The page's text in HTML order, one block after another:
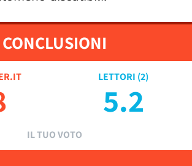
CONCLUSIONI
LETTORI (2)
5.2
IL TUO VOTO